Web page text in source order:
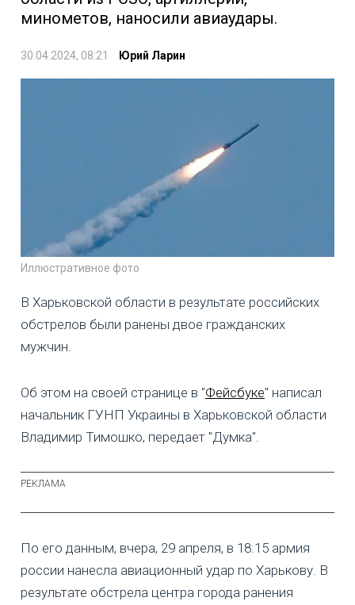
минометов, наносили авиаудары.
30.04.2024, 08:21 Юрий Ларин
Иллюстративное фото
В Харьковской области в результате российских
обстрелов были ранены двое гражданских
мужчин.
Об этом на своей странице в "Фейсбуке" написал
начальник ГУНП Украины в Харьковской области
Владимир Тимошко, передает "Думка".
По его данным, вчера, 29 апреля, в 18:15 армия
россии нанесла авиационный удар по Харькову. В
результате обстрела центра города ранения